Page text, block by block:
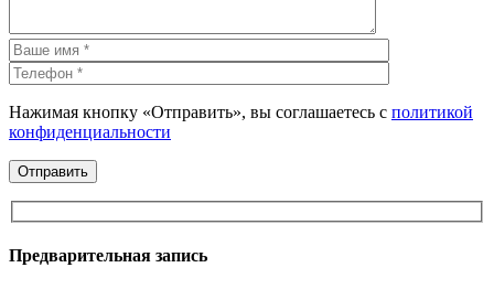
Нажимая кнопку «Отправить», вы соглашаетесь с политикой
конфиденциальности
Предварительная запись